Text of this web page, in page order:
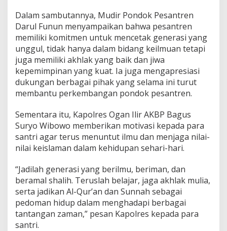
n
I
l
i
P
e
s
a
S
a
n
t
r
u
m
b
u
h
J
Dalam sambutannya, Mudir Pondok Pesantren
Darul Funun menyampaikan bahwa pesantren
memiliki komitmen untuk mencetak generasi yang
unggul, tidak hanya dalam bidang keilmuan tetapi
juga memiliki akhlak yang baik dan jiwa
kepemimpinan yang kuat. Ia juga mengapresiasi
dukungan berbagai pihak yang selama ini turut
membantu perkembangan pondok pesantren.
Sementara itu, Kapolres Ogan Ilir AKBP Bagus
Suryo Wibowo memberikan motivasi kepada para
santri agar terus menuntut ilmu dan menjaga nilai-
nilai keislaman dalam kehidupan sehari-hari.
“Jadilah generasi yang berilmu, beriman, dan
beramal shalih. Teruslah belajar, jaga akhlak mulia,
serta jadikan Al-Qur’an dan Sunnah sebagai
pedoman hidup dalam menghadapi berbagai
tantangan zaman,” pesan Kapolres kepada para
santri.